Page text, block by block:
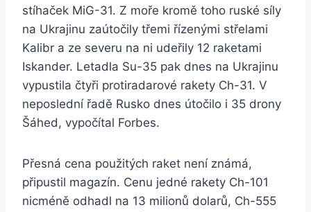
stíhaček MiG-31. Z moře kromě toho ruské síly
na Ukrajinu zaútočily třemi řízenými střelami
Kalibr a ze severu na ni udeřily 12 raketami
Iskander. Letadla Su-35 pak dnes na Ukrajinu
vypustila čtyři protiradarové rakety Ch-31. V
neposlední řadě Rusko dnes útočilo i 35 drony
Šáhed, vypočítal Forbes.
Přesná cena použitých raket není známá,
připustil magazín. Cenu jedné rakety Ch-101
nicméně odhadl na 13 milionů dolarů, Ch-555